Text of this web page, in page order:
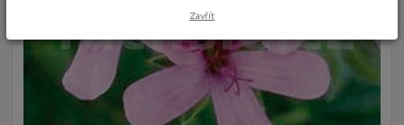
Zavřít